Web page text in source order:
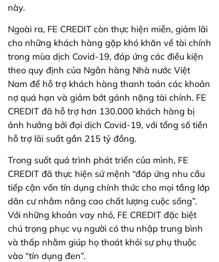
này.
Ngoài ra, FE CREDIT còn thực hiện miễn, giảm lãi
cho những khách hàng gặp khó khăn về tài chính
trong mùa dịch Covid-19, đáp ứng các điều kiện
theo quy định của Ngân hàng Nhà nước Việt
Nam để hỗ trợ khách hàng thanh toán các khoản
nợ quá hạn và giảm bớt gánh nặng tài chính. FE
CREDIT đã hỗ trợ hơn 130.000 khách hàng bị
ảnh hưởng bởi đại dịch Covid-19, với tổng số tiền
hỗ trợ lãi suất gần 215 tỷ đồng.
Trong suốt quá trình phát triển của mình, FE
CREDIT đã thực hiện sứ mệnh “đáp ứng nhu cầu
tiếp cận vốn tín dụng chính thức cho mọi tầng lớp
dân cư nhằm nâng cao chất lượng cuộc sống”.
Với những khoản vay nhỏ, FE CREDIT đặc biệt
chú trọng phục vụ người có thu nhập trung bình
và thấp nhằm giúp họ thoát khỏi sự phụ thuộc
vào “tín dụng đen”.